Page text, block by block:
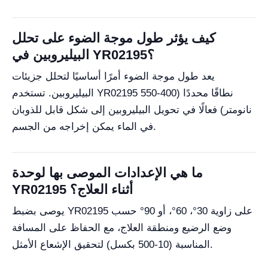
كيف يؤثر طول موجة الضوء على تحلل
البيليروبين في YR02195؟
يعد طول موجة الضوء أمرًا أساسيًا لتحلل جزيئات
البيليروبين. تستخدم YR02195 نطاقًا محددًا (400-550
نانومتر) فعالًا في تحويل البيليروبين إلى شكل قابل للذوبان
في الماء يمكن إخراجه من الجسم.
ما هي الإعدادات الموصى بها لوحدة
YR02195 أثناء العلاج؟
يوصى بضبط YR02195 على زاوية 30°، 60°، أو 90° حسب
وضع الرضيع ومنطقة العلاج، مع الحفاظ على المسافة
المناسبة (10-500 بكسل) لتحقيق الإشعاع الأمثل.